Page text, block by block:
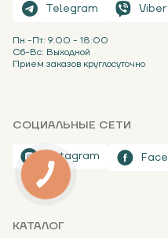
Telegram Viber
Пн -Пт: 9:00 - 18:00
Сб-Вс: Выходной
Прием заказов круглосуточно
СОЦИАЛЬНЫЕ СЕТИ
Instagram
КАТАЛОГ